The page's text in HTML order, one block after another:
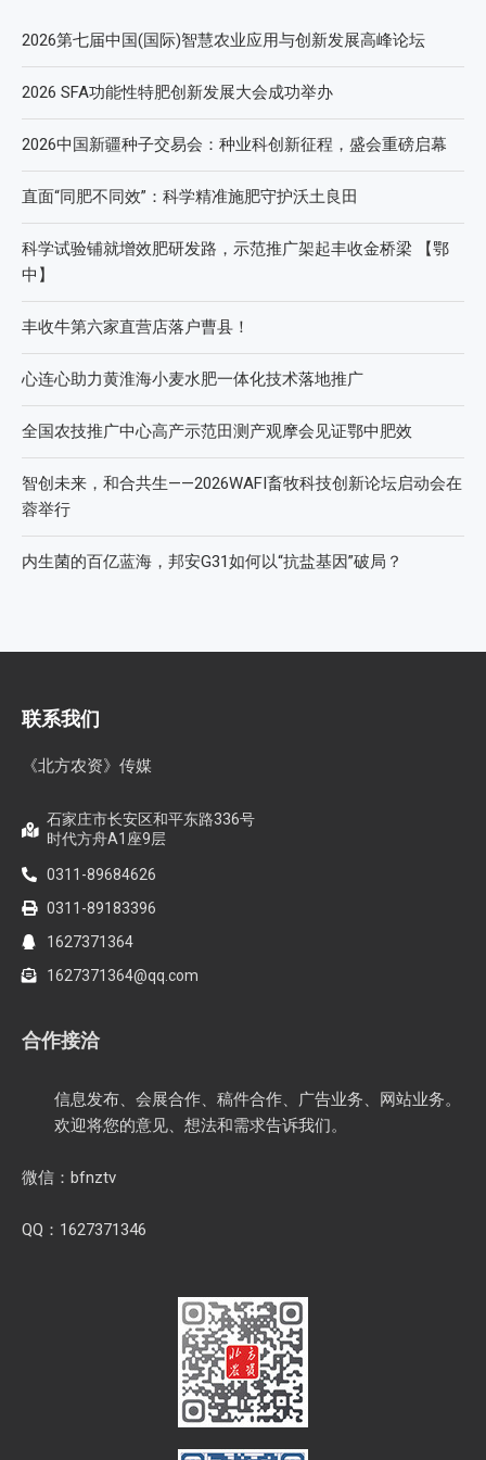
2026第七届中国(国际)智慧农业应用与创新发展高峰论坛
2026 SFA功能性特肥创新发展大会成功举办
2026中国新疆种子交易会：种业科创新征程，盛会重磅启幕
直面“同肥不同效”：科学精准施肥守护沃土良田
科学试验铺就增效肥研发路，示范推广架起丰收金桥梁 【鄂
中】
丰收牛第六家直营店落户曹县！
心连心助力黄淮海小麦水肥一体化技术落地推广
全国农技推广中心高产示范田测产观摩会见证鄂中肥效
智创未来，和合共生——2026WAFI畜牧科技创新论坛启动会在
蓉举行
内生菌的百亿蓝海，邦安G31如何以“抗盐基因”破局？
联系我们
《北方农资》传媒
石家庄市长安区和平东路336号
时代方舟A1座9层
0311-89684626
0311-89183396
1627371364
1627371364@qq.com
合作接洽
信息发布、会展合作、稿件合作、广告业务、网站业务。
欢迎将您的意见、想法和需求告诉我们。
微信：bfnztv
QQ：1627371346